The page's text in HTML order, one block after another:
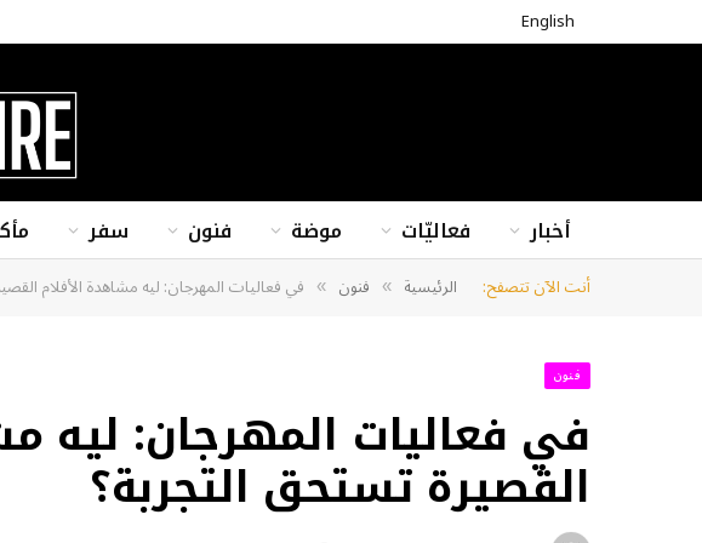
English
أخبار فعاليّات موضة فنون سفر
أنت الآن تتصفح: الرئيسية » فنون » في فعاليات المهرجان: ليه مشاهدة الأفلام
فنون
في فعاليات المهرجان: ليه
القصيرة تستحق التجربة؟